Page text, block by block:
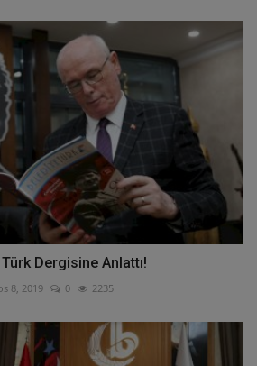
Dergisine Anlattı!
8, 2019 0 2235